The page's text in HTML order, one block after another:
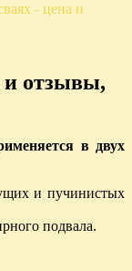
- цена и
и отзывы,
в двух
и пучинистых
подвала.